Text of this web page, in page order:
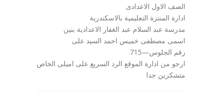
الصف الاول الاعدادى
ادارة المنتزة التعليمية بالاسكندرية
مدرسة عبد السلام عبد الغفار الاعدادية بنين
اسمى مصطفى خميس احمد السيد على
رقم الجلوس—715
ارجو من ادارة الموقع الرد السريع على اميلى الخاص
متشكرين جدا